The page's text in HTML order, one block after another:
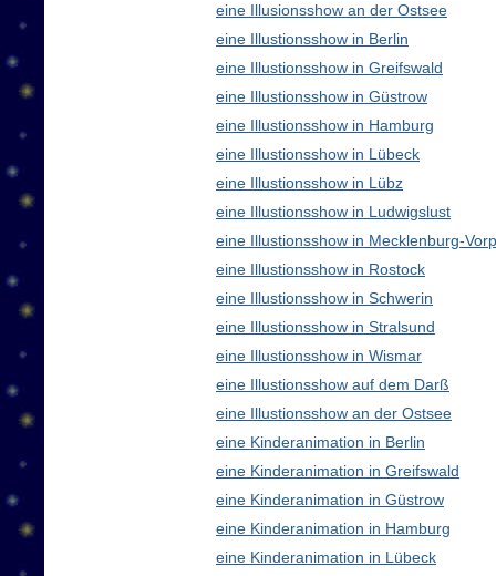
eine Illusionsshow an der Ostsee
eine Illustionsshow in Berlin
eine Illustionsshow in Greifswald
eine Illustionsshow in Güstrow
eine Illustionsshow in Hamburg
eine Illustionsshow in Lübeck
eine Illustionsshow in Lübz
eine Illustionsshow in Ludwigslust
eine Illustionsshow in Mecklenburg-
eine Illustionsshow in Rostock
eine Illustionsshow in Schwerin
eine Illustionsshow in Stralsund
eine Illustionsshow in Wismar
eine Illustionsshow auf dem Darß
eine Illustionsshow an der Ostsee
eine Kinderanimation in Berlin
eine Kinderanimation in Greifswald
eine Kinderanimation in Güstrow
eine Kinderanimation in Hamburg
eine Kinderanimation in Lübeck